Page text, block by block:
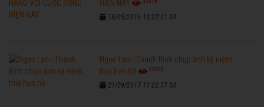
HIỆN NAY
18/05/2016 10:22:21 SA
Ngọc Lan - Thanh Bình chụp ảnh kỷ niệm
thời hẹn hò
17825
21/09/2017 11:02:37 SA